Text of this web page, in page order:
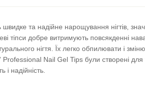
та надійне нарощування нігтів,
тіпси добре витримують повсякденні
нігтя. Їх легко обпилювати і
Professional Nail Gel Tips були створені
надійність.